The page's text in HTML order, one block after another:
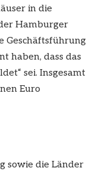
in die
Hamburger
Geschäftsführung
haben, dass das
sei. Insgesamt
Euro
sowie die Länder